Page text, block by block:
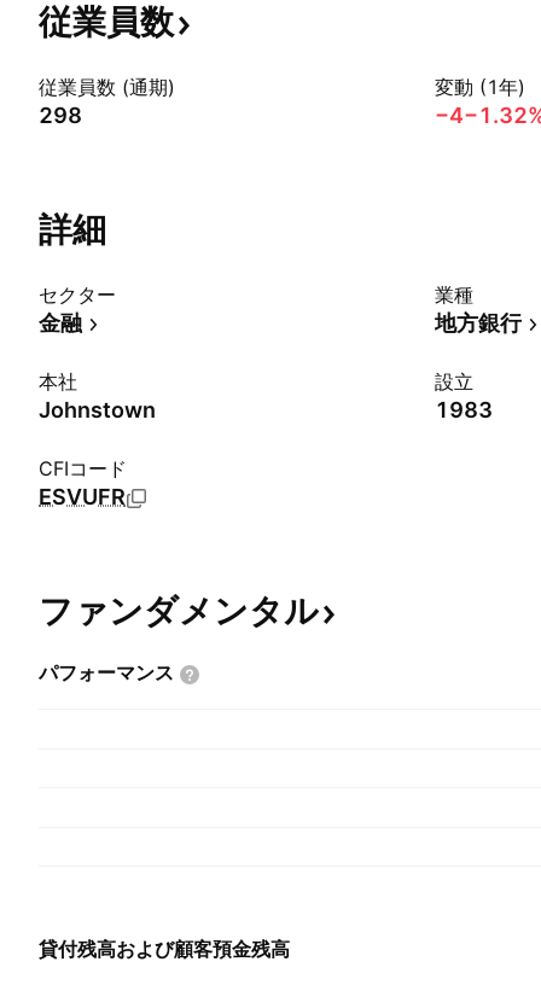
従業員数
従業員数 (通期)
298
変動 (1年)
−4
詳細
セクター
金融
業種
地方銀行
本社
Johnstown
設立
1983
CFIコード
ESVUFR
ファンダメンタル
パフォーマンス
貸付残高および顧客預金残高